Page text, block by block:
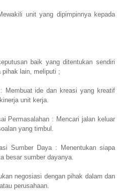
unit yang dipimpinnya kepada
baik yang ditentukan sendiri
pihak lain, meliputi ;
Membuat ide dan kreasi yang kreatif
unit kerja.
Permasalahan : Mencari jalan keluar
yang timbul.
Sumber Daya : Menentukan siapa
besar sumber dayanya.
negosiasi dengan pihak dalam dan
perusahaan.